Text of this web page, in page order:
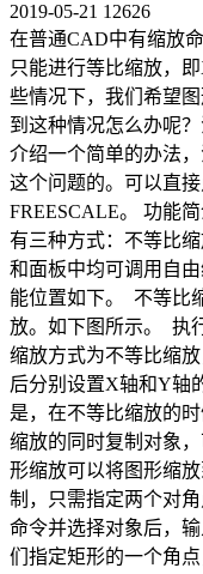
2019-05-21 12626
在普通CAD中有缩放
只能进行等比缩放，
些情况下，我们希望
到这种情况怎么办呢
介绍一个简单的办法
这个问题的。可以直
FREESCALE。 功能
有三种方式：不等比
和面板中均可调用自
能位置如下。 不等比
放。如下图所示。 执
缩放方式为不等比缩
后分别设置X轴和Y轴
是，在不等比缩放的
缩放的同时复制对象
形缩放可以将图形缩
制，只需指定两个对
命令并选择对象后，
们指定矩形的一个角